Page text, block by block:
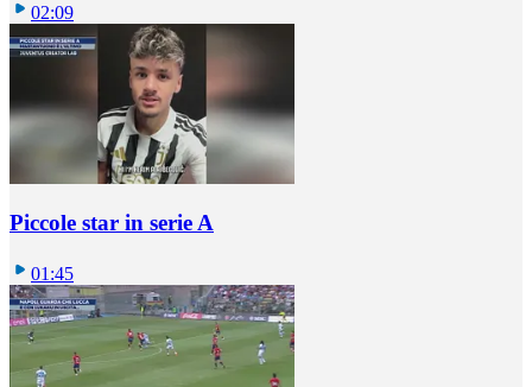
02:09
Piccole star in serie A
01:45